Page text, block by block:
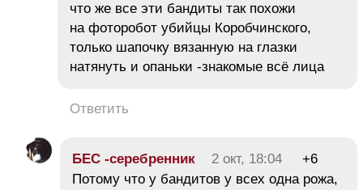
что же все эти бандиты так похожи
на фоторобот убийцы Коробчинского,
только шапочку вязанную на глазки
натянуть и опаньки -знакомые всё лица
Ответить
БЕC -серебренник 2 окт, 18:04
+6
Потому что у бандитов у всех одна рожа,